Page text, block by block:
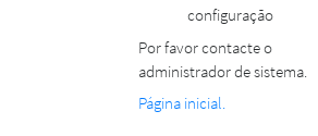
configuração
Por favor contacte o
administrador de sistema.
Página inicial.